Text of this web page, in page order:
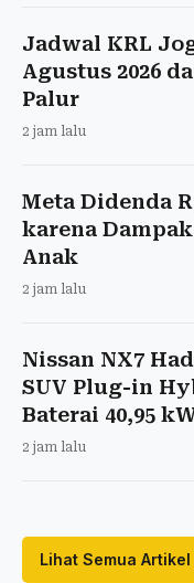
Jadwal KRL
Agustus 2026
Palur
2 jam lalu
Meta Didenda
karena
Anak
2 jam lalu
Nissan NX7
SUV Plug-in
Baterai 40,95
2 jam lalu
Lihat Semua Artikel